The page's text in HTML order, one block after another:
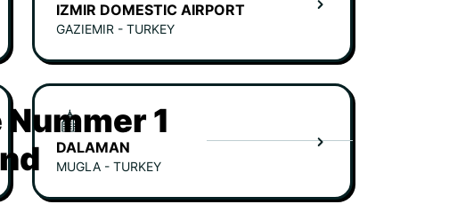
IZMIR DOMESTIC AIRPORT
GAZIEMIR - TURKEY
DALAMAN
MUGLA - TURKEY
1